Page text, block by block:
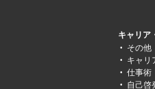
キャリア
その他
キャリ
仕事術
自己啓